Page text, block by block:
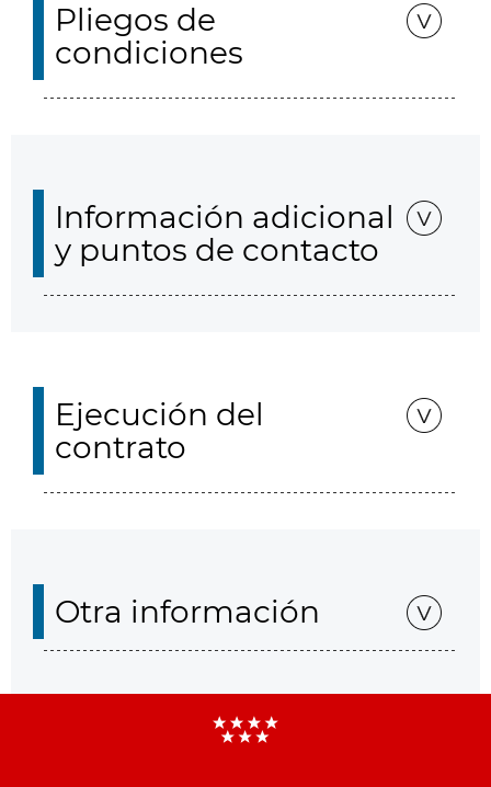
Pliegos de
condiciones
Información adicional
y puntos de contacto
Ejecución del
contrato
Otra información